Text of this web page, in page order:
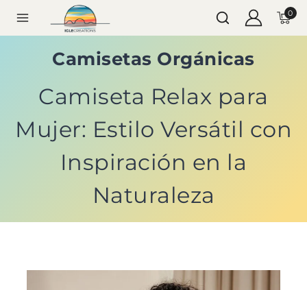
0
Camisetas Orgánicas
Camiseta Relax para
Mujer: Estilo Versátil con
Inspiración en la
Naturaleza